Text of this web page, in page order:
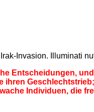
Invasion. Illuminati
Entscheidungen,
Individuen, die